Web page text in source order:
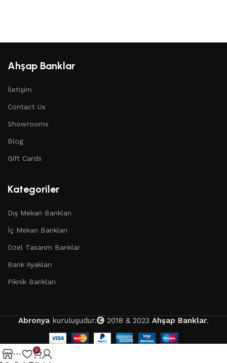
Ahşap Banklar
İletişim
Contact Us
Showrooms
Blog
Gift Cards
Kategoriler
Dış Mekan Bankları
İç Mekan Bankları
Özel Tasarım Banklar
Bank Ayakları
Piknik Bankları
Abronya kuruluşudur. 2018 & 2023 Ahşap Banklar.
0